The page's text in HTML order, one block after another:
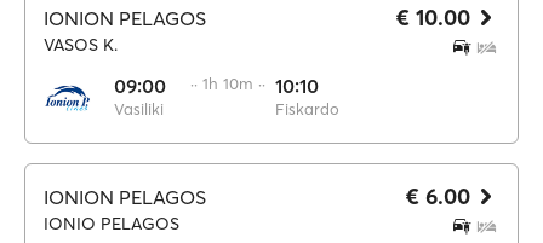
IONION PELAGOS
VASOS K.
09:00
Vasiliki
·· 1h 10m ·· 10:10
Fiskardo
€ 10.00
IONION PELAGOS
IONIO PELAGOS
€ 6.00